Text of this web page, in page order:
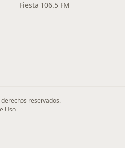
Fiesta 106.5 FM
derechos reservados.
Uso